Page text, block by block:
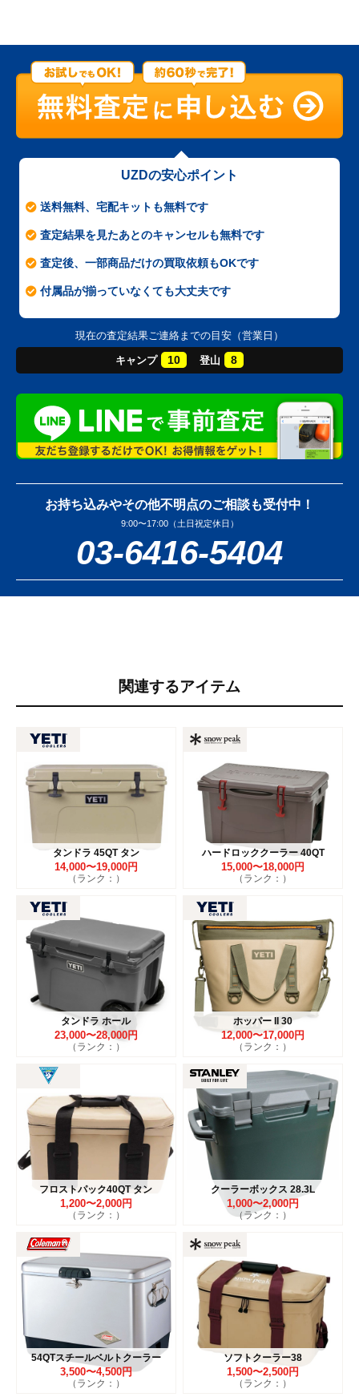
UZDの安心ポイント
送料無料、宅配キットも無料です
査定結果を見たあとのキャンセルも無料です
査定後、一部商品だけの買取依頼もOKです
付属品が揃っていなくても大丈夫です
現在の査定結果ご連絡までの目安（営業日）
キャンプ 10 登山 8
お持ち込みやその他不明点のご相談も受付中！
9:00〜17:00（土日祝定休日）
03-6416-5404
関連するアイテム
タンドラ 45QT タン
14,000〜19,000円
（ランク：）
ハードロッククーラー 40QT
15,000〜18,000円
（ランク：）
タンドラ ホール
23,000〜28,000円
（ランク：）
ホッパー II 30
12,000〜17,000円
（ランク：）
フロストパック40QT タン
1,200〜2,000円
（ランク：）
クーラーボックス 28.3L
1,000〜2,000円
（ランク：）
54QTスチールベルトクーラー
3,500〜4,500円
（ランク：）
ソフトクーラー38
1,500〜2,500円
（ランク：）